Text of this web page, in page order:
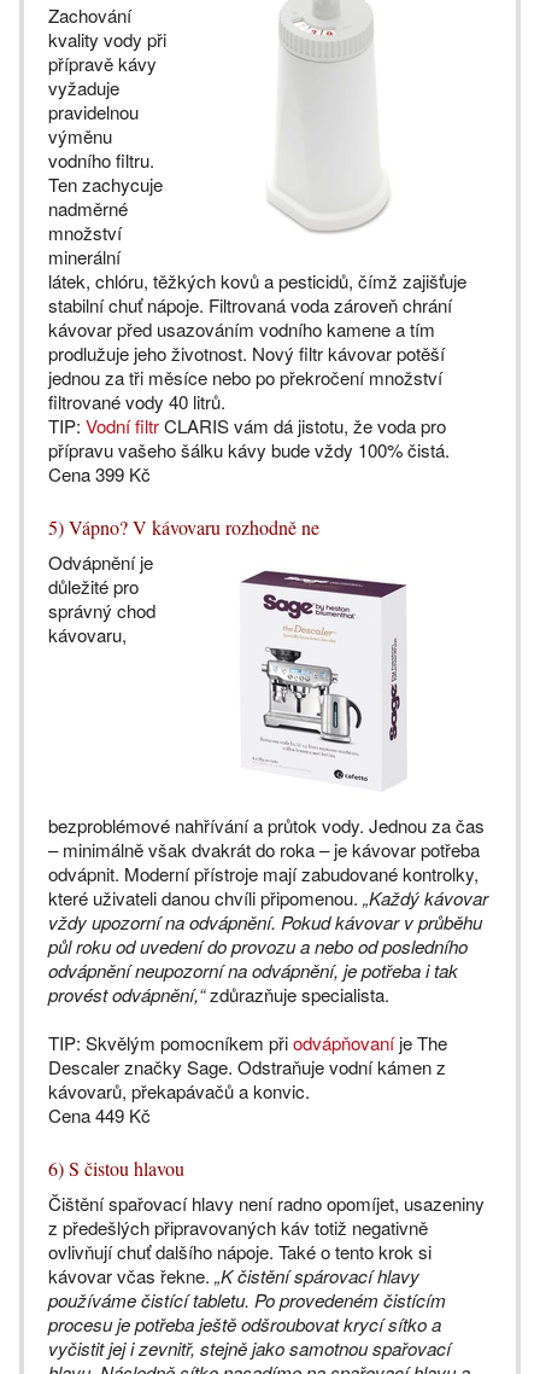
Zachování
kvality vody při
přípravě kávy
vyžaduje
pravidelnou
výměnu
vodního filtru.
Ten zachycuje
nadměrné
množství
minerální
látek, chlóru, těžkých kovů a pesticidů, čímž zajišťuje
stabilní chuť nápoje. Filtrovaná voda zároveň chrání
kávovar před usazováním vodního kamene a tím
prodlužuje jeho životnost. Nový filtr kávovar potěší
jednou za tři měsíce nebo po překročení množství
filtrované vody 40 litrů.
TIP: Vodní filtrCLARIS vám dá jistotu, že voda pro
přípravu vašeho šálku kávy bude vždy 100% čistá.
Cena 399 Kč
5) Vápno? V kávovaru rozhodně ne
Odvápnění je
důležité pro
správný chod
kávovaru,
bezproblémové nahřívání a průtok vody. Jednou za čas
– minimálně však dvakrát do roka – je kávovar potřeba
odvápnit. Moderní přístroje mají zabudované kontrolky,
které uživateli danou chvíli připomenou. „Každý kávovar
vždy upozorní na odvápnění. Pokud kávovar v průběhu
půl roku od uvedení do provozu a nebo od posledního
odvápnění neupozorní na odvápnění, je potřeba i tak
provést odvápnění,“zdůrazňuje specialista.
TIP: Skvělým pomocníkem přiodvápňovaníje The
Descaler značky Sage. Odstraňuje vodní kámen z
kávovarů, překapávačů a konvic.
Cena 449 Kč
6) S čistou hlavou
Čištění spařovací hlavy není radno opomíjet, usazeniny
z předešlých připravovaných káv totiž negativně
ovlivňují chuť dalšího nápoje. Také o tento krok si
kávovar včas řekne. „K čistění spárovací hlavy
používáme čistící tabletu. Po provedeném čistícím
procesu je potřeba ještě odšroubovat krycí sítko a
vyčistit jej i zevnitř, stejně jako samotnou spařovací